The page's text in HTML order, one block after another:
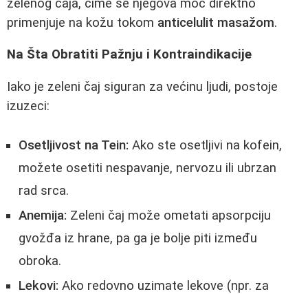
zelenog čaja, čime se njegova moć direktno
primenjuje na kožu tokom anticelulit masažom.
Na Šta Obratiti Pažnju i Kontraindikacije
Iako je zeleni čaj siguran za većinu ljudi, postoje
izuzeci:
Osetljivost na Tein: Ako ste osetljivi na kofein,
možete osetiti nespavanje, nervozu ili ubrzan
rad srca.
Anemija: Zeleni čaj može ometati apsorpciju
gvožđa iz hrane, pa ga je bolje piti između
obroka.
Lekovi: Ako redovno uzimate lekove (npr. za